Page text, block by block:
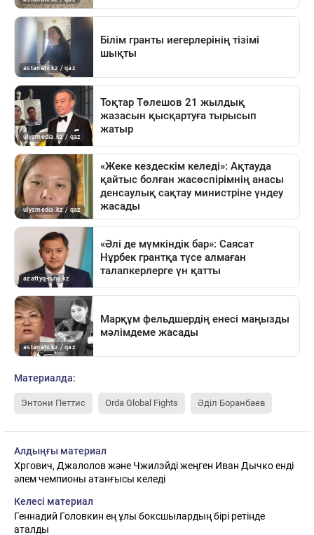
Материалда:
Энтони Петтис Orda Global Fights Әділ Боранбаев
Алдыңғы материал
Хргович, Джалолов және Чжилэйді жеңген Иван Дычко енді
әлем чемпионы атанғысы келеді
Келесі материал
Геннадий Головкин ең ұлы боксшылардың бірі ретінде
аталды